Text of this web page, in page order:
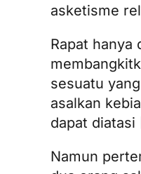
asketisme
Rapat hanya
sesuatu
asalkan
dapat
Namun